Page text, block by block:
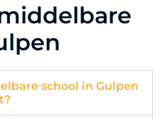
school in Gulpen